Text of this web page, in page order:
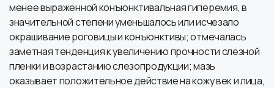
менее выраженной конъюнктивальная гиперемия, в
значительной степени уменьшалось или исчезало
окрашивание роговицы и конъюнктивы; отмечалась
заметная тенденция к увеличению прочности слезной
пленки и возрастанию слезопродукции; мазь
оказывает положительное действие на кожу век и лица,